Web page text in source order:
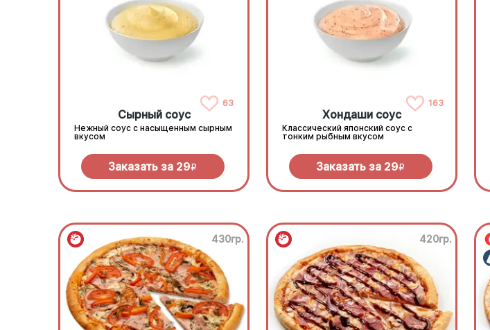
63
Сырный соус
Нежный соус с насыщенным сырным
вкусом
Заказать за 29R
163
Хондаши соус
Классический японский соус с
тонким рыбным вкусом
Заказать за 29R
430гр. 420гр.